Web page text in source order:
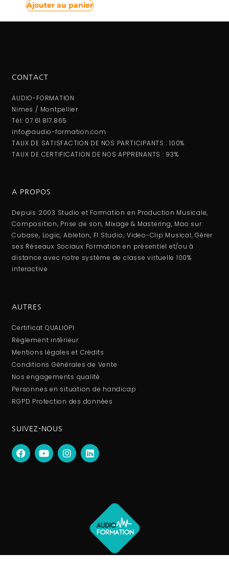
Ajouter au panier
CONTACT
AUDIO-FORMATION
Nimes / Montpellier
Tél: 07.61.817.865
info@audio-formation.com
TAUX DE SATISFACTION DE NOS PARTICIPANTS : 100%
TAUX DE CERTIFICATION DE NOS APPRENANTS : 93%
A PROPOS
Depuis 2003 Studio et Formation en Production Musicale,
Composition, Prise de son, Mixage & Mastering, Mao sur
Cubase, Logic, Ableton, Fl Studio; Video-Clip Musical, Gérer
ses Réseaux Sociaux Formation en présentiel et/ou à
distance avec notre système de classe virtuelle 100%
interactive
AUTRES
Certificat QUALIOPI
Règlement intérieur
Mentions légales et Crédits
Conditions Générales de Vente
Nos engagements qualité
Personnes en situation de handicap
RGPD Protection des données
SUIVEZ-NOUS